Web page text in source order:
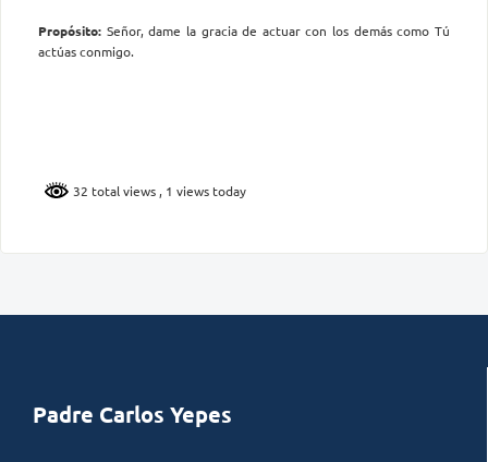
Propósito: Señor, dame la gracia de actuar con los demás como Tú
actúas conmigo.
32 total views , 1 views today
Padre Carlos Yepes